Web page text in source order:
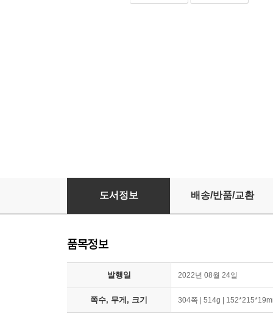
골드플레이션
도서정보 배송/반품/교환
품목정보
발행일 2022년 08월 24일
쪽수, 무게, 크기 304쪽 | 514g |